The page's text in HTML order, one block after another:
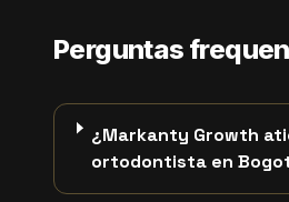
Perguntas
¿Markanty Growth
ortodontista en